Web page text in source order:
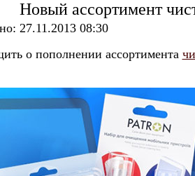
Новый ассортимент
27.11.2013 08:30
о пополнении ассортимента